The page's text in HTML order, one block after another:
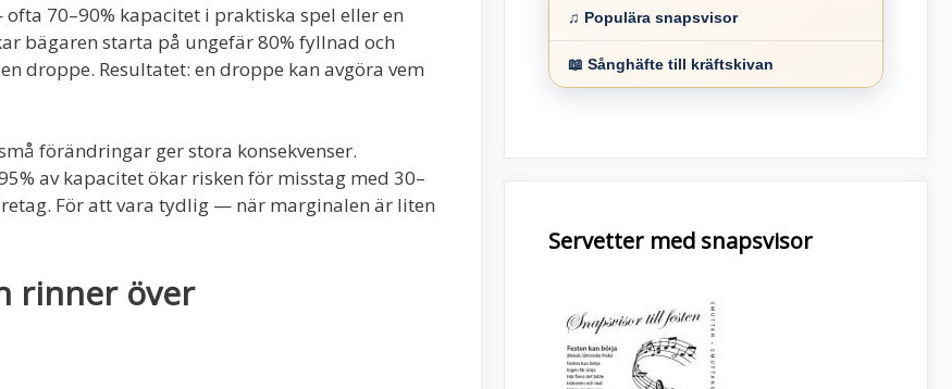
70–90% kapacitet i praktiska spel eller en
bägaren starta på ungefär 80% fyllnad och
droppe. Resultatet: en droppe kan avgöra vem
förändringar ger stora konsekvenser.
av kapacitet ökar risken för misstag med 30–
För att vara tydlig — när marginalen är liten
rinner över
♫ Populära snapsvisor
📖 Sånghäfte till kräftskivan
Servetter med snapsvisor